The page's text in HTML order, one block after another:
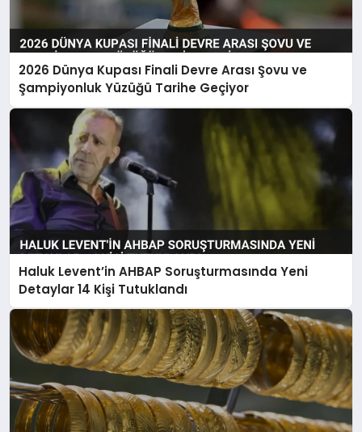
2026 Dünya Kupası Finali Devre Arası Şovu ve
Şampiyonluk Yüzüğü Tarihe Geçiyor
Haluk Levent’in AHBAP Soruşturmasında Yeni
Detaylar 14 Kişi Tutuklandı